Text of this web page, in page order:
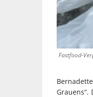
Fastfood-